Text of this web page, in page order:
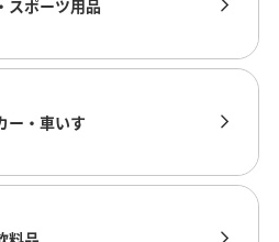
スポーツ用品
ー・車いす